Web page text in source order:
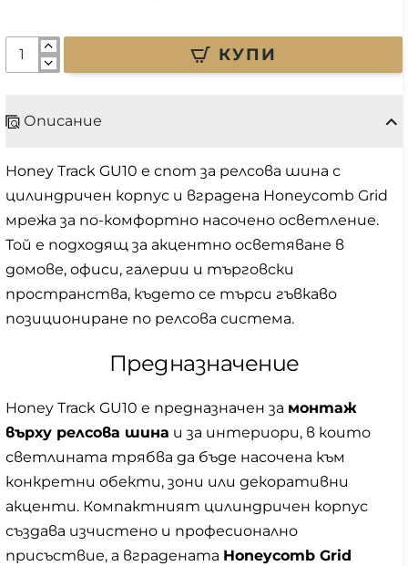
КУПИ
Описание
Honey Track GU10 е спот за релсова шина с
цилиндричен корпус и вградена Honeycomb Grid
мрежа за по-комфортно насочено осветление.
Той е подходящ за акцентно осветяване в
домове, офиси, галерии и търговски
пространства, където се търси гъвкаво
позициониране по релсова система.
Предназначение
Honey Track GU10 е предназначен за монтаж
върху релсова шина и за интериори, в които
светлината трябва да бъде насочена към
конкретни обекти, зони или декоративни
акценти. Компактният цилиндричен корпус
създава изчистено и професионално
присъствие, а вградената Honeycomb Grid